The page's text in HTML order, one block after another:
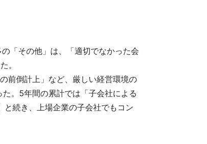
「その他」は、「適切でなかった会
。
前倒計上」など、厳しい経営環境の
。5年間の累計では「子会社による
続き、上場企業の子会社でもコン